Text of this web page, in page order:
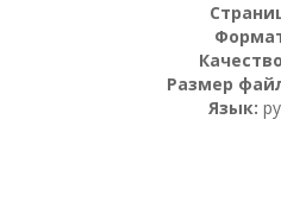
Размер
Язык: